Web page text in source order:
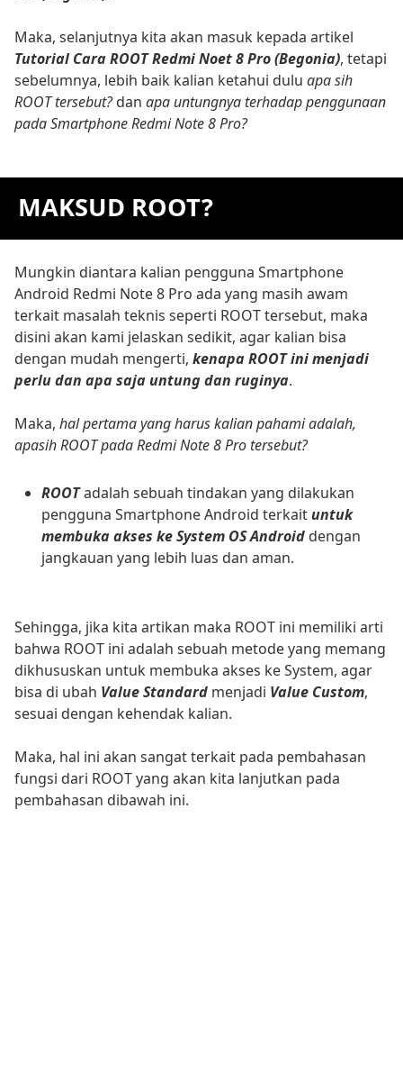
Maka, selanjutnya kita akan masuk kepada artikel
Tutorial Cara ROOT Redmi Noet 8 Pro (Begonia), tetapi
sebelumnya, lebih baik kalian ketahui dulu apa sih
ROOT tersebut?dan apa untungnya terhadap penggunaan
pada Smartphone Redmi Note 8 Pro?
MAKSUD ROOT?
Mungkin diantara kalian pengguna Smartphone
Android Redmi Note 8 Pro ada yang masih awam
terkait masalah teknis seperti ROOT tersebut, maka
disini akan kami jelaskan sedikit, agar kalian bisa
dengan mudah mengerti, kenapa ROOT ini menjadi
perlu dan apa saja untung dan ruginya.
Maka, hal pertama yang harus kalian pahami adalah,
apasih ROOT pada Redmi Note 8 Pro tersebut?
ROOTadalah sebuah tindakan yang dilakukan
pengguna Smartphone Android terkaituntuk
membuka akses ke System OS Android dengan
jangkauan yang lebih luas dan aman.
Sehingga, jika kita artikan maka ROOT ini memiliki arti
bahwa ROOT ini adalah sebuah metode yang memang
dikhususkan untuk membuka akses ke System, agar
bisa di ubah Value Standard menjadi Value Custom,
sesuai dengan kehendak kalian.
Maka, hal ini akan sangat terkait pada pembahasan
fungsi dari ROOT yang akan kita lanjutkan pada
pembahasan dibawah ini.